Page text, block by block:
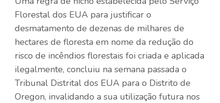
Florestal dos EUA para justificar o
desmatamento de dezenas de milhares de
hectares de floresta em nome da redução do
risco de incêndios florestais foi criada e aplicada
ilegalmente, concluiu na semana passada o
Tribunal Distrital dos EUA para o Distrito de
Oregon, invalidando a sua utilização futura nos